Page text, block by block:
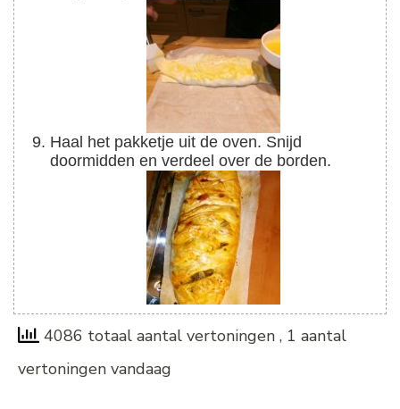
Haal het pakketje uit de oven. Snijd
doormidden en verdeel over de borden.
4086 totaal aantal vertoningen , 1 aantal
vertoningen vandaag